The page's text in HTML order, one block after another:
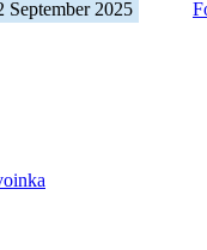
September 2025